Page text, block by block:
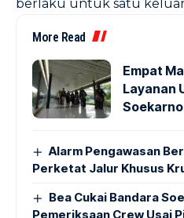
berlaku untuk satu
More Read
Empat
Layanan
Alarm Pengawasan
Perketat Jalur Khusus
Bea Cukai Bandara
Pemeriksaan Crew Usai